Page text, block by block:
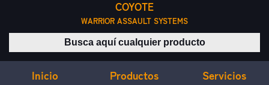
COYOTE
WARRIOR ASSAULT SYSTEMS
Buscar productos
Inicio Productos Servicios